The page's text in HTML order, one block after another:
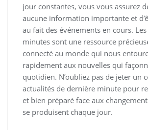
jour constantes, vous vous assurez
aucune information importante et
au fait des événements en cours.
minutes sont une ressource
connecté au monde qui nous
rapidement aux nouvelles qui
quotidien. N’oubliez pas de jeter un
actualités de dernière minute pour
et bien préparé face aux
se produisent chaque jour.